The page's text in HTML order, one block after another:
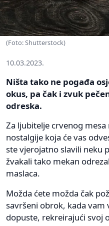
(Foto: Shutterstock)
10.03.2023.
Ništa tako ne pogađa
okus, pa čak i zvuk
odreska.
Za ljubitelje crvenog
nostalgije koja će vas
ste vjerojatno slavili neku
žvakali tako mekan
maslaca.
Možda ćete možda čak
savršeni obrok, kada vam
dopuste, rekreirajući svoj